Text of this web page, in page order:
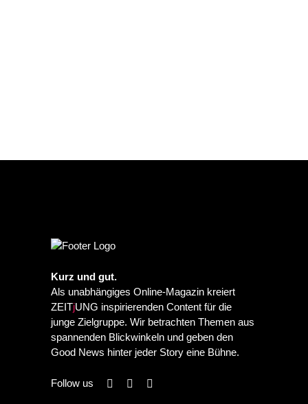
Kurz und gut.
Als unabhängiges Online-Magazin kreiert
ZEITjUNG inspirierenden Content für die
junge Zielgruppe. Wir betrachten Themen aus
spannenden Blickwinkeln und geben den
Good News hinter jeder Story eine Bühne.
Follow us